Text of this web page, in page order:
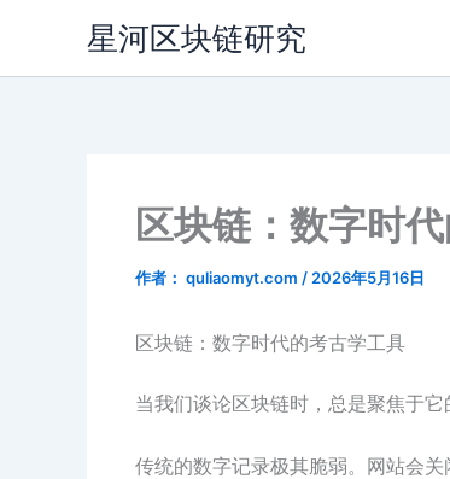
内
星河区块链研究
区块链：数字时
作者： quliaomyt.com / 2026年5月16日
区块链：数字时代的考古学工具
当我们谈论区块链时，总是聚焦于
传统的数字记录极其脆弱。网站会